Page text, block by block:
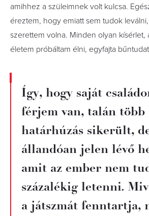
amihhez a szüleimnek volt kulcsa.
éreztem, hogy emiatt sem tudok
szerettem volna. Minden olyan kísérlet,
életem próbáltam élni, egyfajta
Így, hogy saját
férjem van, talán több
határhúzás sikerült,
állandóan jelen lévő
amit az ember nem
százalékig letenni.
a játszmát fenntartja,